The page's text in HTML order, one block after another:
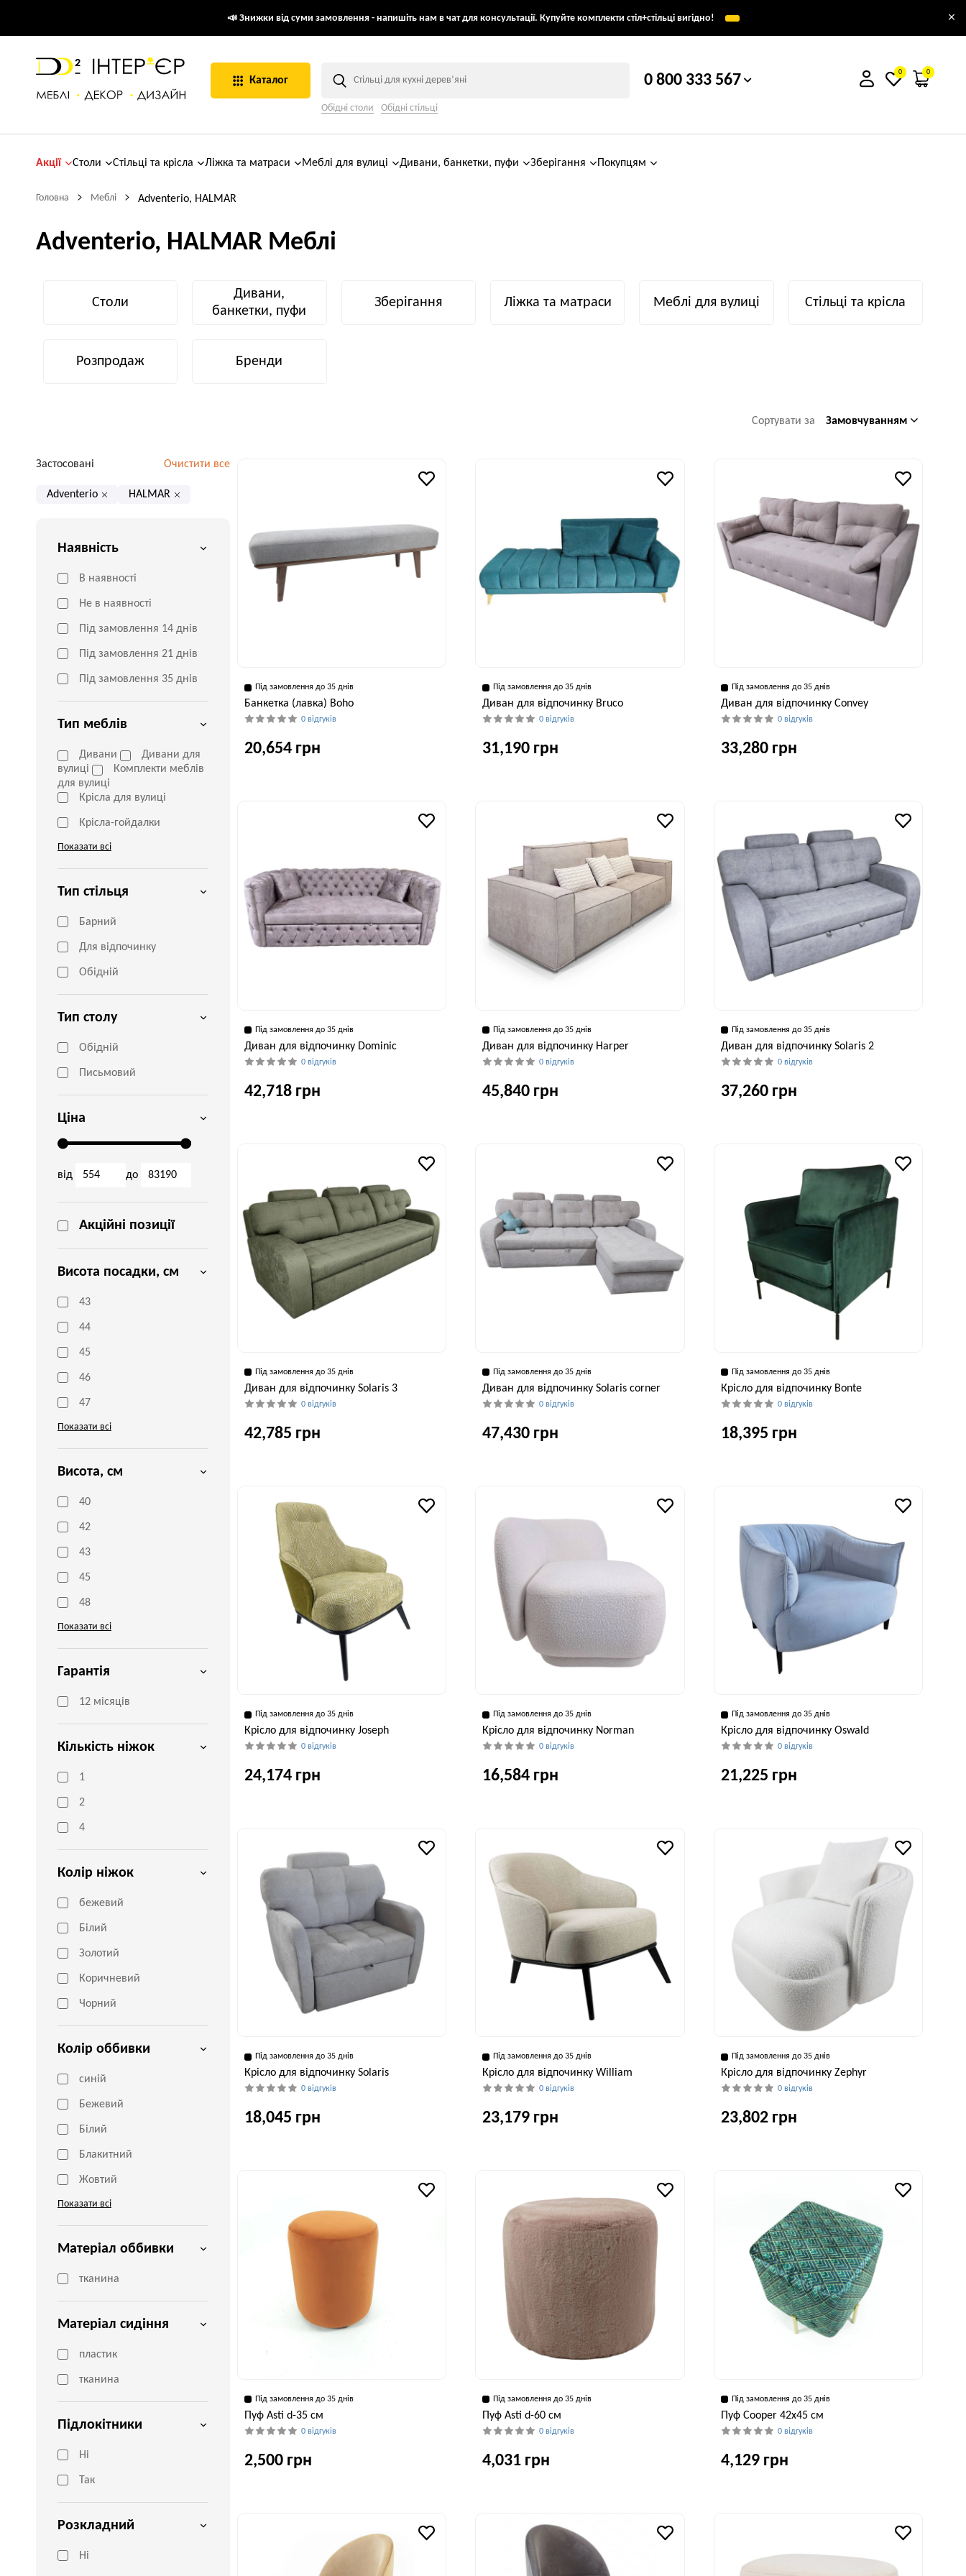
📣 Знижки від суми замовлення - напишіть нам в чат для консультації. Купуйте комплекти стіл+стільці вигідно! ×
Каталог
Обідні столи Обідні стільці
0 800 333 567 0 0
Акції Столи Стільці та крісла Ліжка та матраси Меблі для вулиці Дивани, банкетки, пуфи Зберігання Покупцям
Головна Меблі Adventerio, HALMAR
Adventerio, HALMAR Меблі
Столи
Дивани,
банкетки, пуфи
Зберігання Ліжка та матраси Меблі для вулиці Стільці та крісла
Розпродаж Бренди
Сортувати за Замовчуванням
Застосовані Очистити все
Adventerio HALMAR
Наявність
В наявності
Не в наявності
Під замовлення 14 днів
Під замовлення 21 днів
Під замовлення 35 днів
Тип меблів
Дивани
Дивани для
вулиці
Комплекти меблів
для вулиці
Крісла для вулиці
Крісла-гойдалки
Показати всі
Тип стільця
Барний
Для відпочинку
Обідній
Тип столу
Обідній
Письмовий
Ціна
від до
Акційні позиції
Висота посадки, см
43
44
45
46
47
Показати всі
Висота, см
40
42
43
45
48
Показати всі
Гарантія
12 місяців
Кількість ніжок
1
2
4
Колір ніжок
бежевий
Білий
Золотий
Коричневий
Чорний
Колір оббивки
cиній
Бежевий
Білий
Блакитний
Жовтий
Показати всі
Матеріал оббивки
тканина
Матеріал сидіння
пластик
тканина
Підлокітники
Ні
Так
Розкладний
Ні
Під замовлення до 35 днів
Банкетка (лавка) Boho
0 відгуків
20,654 грн
150 см
Під замовлення до 35 днів
Диван для відпочинку Bruco
0 відгуків
31,190 грн
200 см
Під замовлення до 35 днів
Диван для відпочинку Convey
0 відгуків
33,280 грн
226 см
Під замовлення до 35 днів
Диван для відпочинку Dominic
0 відгуків
42,718 грн
258 см
Під замовлення до 35 днів
Диван для відпочинку Harper
0 відгуків
45,840 грн
250 см
Під замовлення до 35 днів
Диван для відпочинку Solaris 2
0 відгуків
37,260 грн
180 см
Під замовлення до 35 днів
Диван для відпочинку Solaris 3
0 відгуків
42,785 грн
250 см
Під замовлення до 35 днів
Диван для відпочинку Solaris corner
0 відгуків
47,430 грн
250 см
Під замовлення до 35 днів
Крісло для відпочинку Bonte
0 відгуків
18,395 грн
75 см
Під замовлення до 35 днів
Крісло для відпочинку Joseph
0 відгуків
24,174 грн
101 см
Під замовлення до 35 днів
Крісло для відпочинку Norman
0 відгуків
16,584 грн
85 см
Під замовлення до 35 днів
Крісло для відпочинку Oswald
0 відгуків
21,225 грн
90 см
Під замовлення до 35 днів
Крісло для відпочинку Solaris
0 відгуків
18,045 грн
100 см
Під замовлення до 35 днів
Крісло для відпочинку William
0 відгуків
23,179 грн
77 см
Під замовлення до 35 днів
Крісло для відпочинку Zephyr
0 відгуків
23,802 грн
90 см
Під замовлення до 35 днів
Пуф Asti d-35 см
0 відгуків
2,500 грн
Під замовлення до 35 днів
Пуф Asti d-60 см
0 відгуків
4,031 грн
Під замовлення до 35 днів
Пуф Cooper 42x45 см
0 відгуків
4,129 грн
42 см